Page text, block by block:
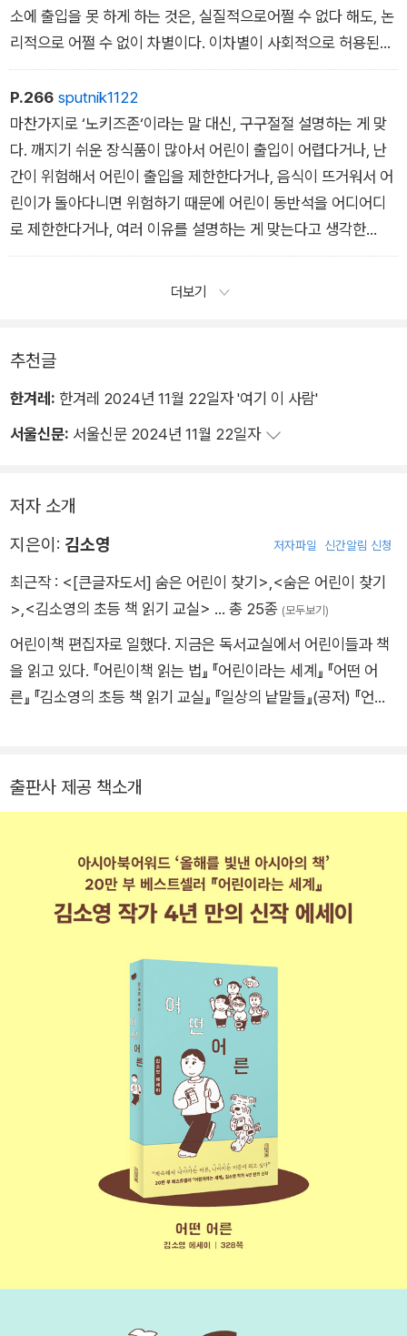
소에 출입을 못 하게 하는 것은, 실질적으로어쩔 수 없다 해도, 논
리적으로 어쩔 수 없이 차별이다. 이차별이 사회적으로 허용된다
면 ‘노 휠체어 존‘이, ‘노 시니어 존‘이, 또 ‘노 무슨 무슨 존‘이 생
길 것이다. 사실 문제상황을 가정한다면 차별과 배제는 제일 쉬
운 해결책이다.
나는 이 어려운 문제를 어렵게 풀고 싶다. 평등을 찾아가는 길
은 원래 어려운 법이니까.
나는 ‘노키즈존‘이라는 ‘쉬운 말‘이 없어지면 좋겠다. 말과 함
께 그 개념도 낡은 것이 되어 사라지면 좋겠다. 카페에 식당에 ‘노
키즈존‘이라고 써 붙이는 간단한 해결책보다. 서로의 사정을 헤아
P.266 sputnik1122
마찬가지로 ‘노키즈존‘이라는 말 대신, 구구절절 설명하는 게 맞
다. 깨지기 쉬운 장식품이 많아서 어린이 출입이 어렵다거나, 난
간이 위험해서 어린이 출입을 제한한다거나, 음식이 뜨거워서 어
린이가 돌아다니면 위험하기 때문에 어린이 동반석을 어디어디
로 제한한다거나, 여러 이유를 설명하는 게 맞는다고 생각한
다. 그래 봤자 결론은똑같다고 하더라도, ‘노 키즈 존‘이라는 말
로 차별을 당연시해서는 안 된다. 좋을 때나 나쁠 때나 ‘쉬
입 제한‘ ‘몇 세 이상 출입 가능‘ 등으로 돌려 말하면 좋겠다. 역
시 결론은 똑같더라도 최소한 그 과정이 번거롭기라도 해야 되
한 구역에 대해서만큼은 복잡하게 말하고 싶다.
더보기
추천글
한겨레: 한겨레 2024년 11월 22일자 '여기 이 사람'
서울신문: 서울신문 2024년 11월 22일자
저자 소개
지은이: 김소영 저자파일 신간알림 신청
최근작 : <[큰글자도서] 숨은 어린이 찾기>,<숨은 어린이 찾기
>,<김소영의 초등 책 읽기 교실> … 총 25종 (모두보기)
어린이책 편집자로 일했다. 지금은 독서교실에서 어린이들과 책
을 읽고 있다. 『어린이책 읽는 법』 『어린이라는 세계』 『어떤 어
른』 『김소영의 초등 책 읽기 교실』 『일상의 낱말들』(공저) 『언니
출판사 제공 책소개